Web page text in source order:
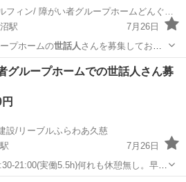
合同会社ドルフィン/ 障がい者グループホームどんぐり習志野台
駅
7月26日
プホームの世話人さんを募集しており
その他 グループホーム
グループホームでの世話人さん募
設/リーブルふらわあ久慈
7月26日
21:00(実働5.5h)何れも休憩無し。早番
に早遅でも可。 6-9名の成人の軽度の知